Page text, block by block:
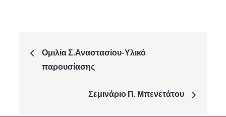
Post
navigation
Ομιλία Σ.Αναστασίου-Υλικό
παρουσίασης
Σεμινάριο Π. Μπενετάτου